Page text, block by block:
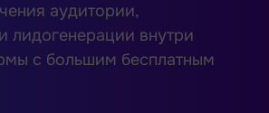
аудитории,
лидогенерации внутри
с большим бесплатным